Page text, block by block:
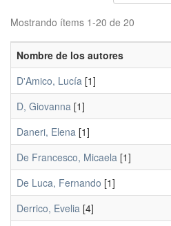
Mostrando ítems 1-20 de 20
Nombre de los autores
D'Amico, Lucía [1]
D, Giovanna [1]
Daneri, Elena [1]
De Francesco, Micaela [1]
De Luca, Fernando [1]
Derrico, Evelia [4]